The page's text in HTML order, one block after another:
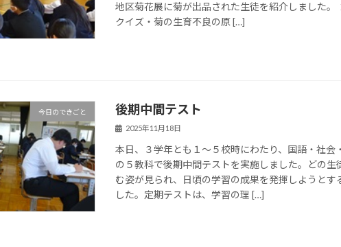
地区菊花展に菊が出品された生徒を紹介しました。
クイズ・菊の生育不良の原 […]
今日のできごと 後期中間テスト
2025年11月18日
本日、３学年とも１～５校時にわたり、国語・社会
の５教科で後期中間テストを実施しました。どの生
む姿が見られ、日頃の学習の成果を発揮しようとす
した。定期テストは、学習の理 […]